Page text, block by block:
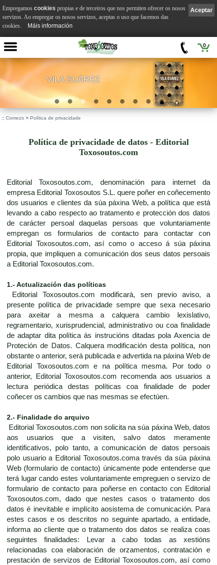
0
VILA SUÁREZ
:: Comezo > Política de privacidade
Política de privacidade de datos - Editorial
Toxosoutos.com
Editorial Toxosoutos.com, denominación para internet da
empresa Editorial Toxosoutos S.L. quere poñer en coñecemento
dos usuarios e clientes da súa páxina Web, a política que está
levando a cabo respecto ao tratamento e protección dos datos
de carácter persoal daquelas persoas que voluntariamente
empregan os formularios de contacto para contactar con
Editorial Toxosoutos.com, así como o acceso á súa páxina
propia, que impliquen a comunicación dos seus datos persoais
a Editorial Toxosoutos.com.
1.- Actualización das políticas
Editorial Toxosoutos.com modificará, sen previo aviso, a
presente política de privacidade sempre que sexa necesario
para axeitar a mesma a calquera cambio lexislativo,
regramentario, xurisprudencial, administrativo ou coa finalidade
de adaptar dita política ás instrucións ditadas pola Axencia de
Proteción de Datos. Calquera modificación desta política, non
obstante o anterior, será publicada e advertida na páxina Web de
Editorial Toxosoutos.com e na política mesma. Por todo o
anterior, Editorial Toxosoutos.com recomenda aos usuarios a
lectura periódica destas políticas coa finalidade de poder
coñecer os cambios que nas mesmas se efectúen.
2.- Finalidade do arquivo
Editorial Toxosoutos.com non solicita na súa páxina Web, datos
aos usuarios que a visiten, salvo datos meramente
identificativos, polo tanto, a comunicación de datos persoais
polo usuario a Editorial Toxosoutos.coma través da súa páxina
Web (formulario de contacto) únicamente pode entenderse que
terá lugar cando estes voluntariamente empreguen o servizo de
formulario de contacto para poñerse en contacto con Editorial
Toxosoutos.com, dado que nestes casos o tratamento dos
datos é inevitable e implícito aosistema de comunicación. Para
estes casos e os descritos no seguinte apartado, a entidade,
informa ao cliente que o tratamento dos datos se realiza coas
seguintes finalidades: Levar a cabo todas as xestións
relacionadas coa elaboración de orzamentos, contratación e
prestación de servizos de Editorial Toxosoutos.com, así como
Aceptar
Empregamos cookies propias e de terceiros que nos permiten ofrecer os nosos
servizos. Ao empregar os nosos servizos, aceptas o uso que facemos das
cookies.
Máis información